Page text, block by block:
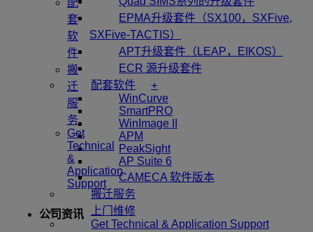
EPMA升级套件（SX100，SXFive,
SXFive-TACTIS）
APT升级套件（LEAP，EIKOS）
ECR 源升级套件
配套软件
+
WinCurve
SmartPRO
WinImage II
APM
PeakSight
AP Suite 6
CAMECA 软件版本
搬迁服务
上门维修
Get Technical & Application Support
配
套
软
件
搬
迁
服
务
Get
Technical
&
Application
Support
公司资讯